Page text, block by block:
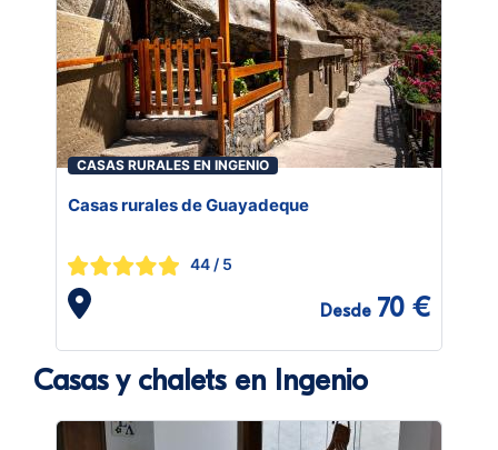
CASAS RURALES EN INGENIO
Casas rurales de Guayadeque
44 / 5
Desde 70 €
Casas y chalets en Ingenio